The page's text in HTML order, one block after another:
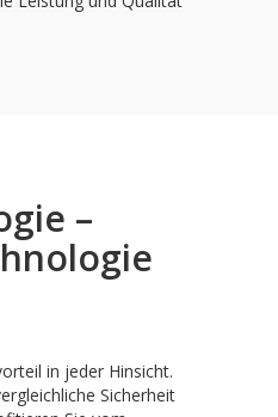
–
in jeder Hinsicht.
Sicherheit